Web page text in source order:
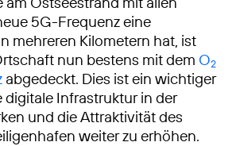
5G-Frequenz eine
mehreren Kilometern hat, ist
nun bestens mit dem O2
abgedeckt. Dies ist ein wichtiger
digitale Infrastruktur in der
und die Attraktivität des
weiter zu erhöhen.